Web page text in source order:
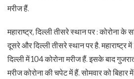
मरीज हैं.
महाराष्ट्र, दिल्ली तीसरे स्थान पर : कोरोना के
दूसरे और दिल्ली तीसरे स्थान पर है.
दिल्ली में 104 कोरोना मरीज हैं. इसके बाद
मरीज कोरोना की चपेट में हैं. सोमवार को बिहार